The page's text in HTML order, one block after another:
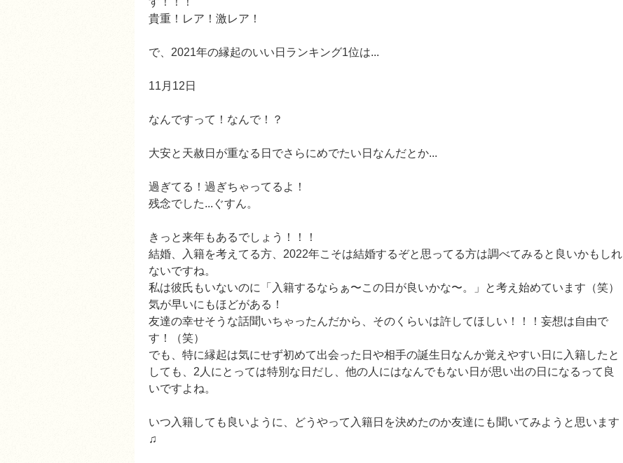
貴重！レア！激レア！
で、2021年の縁起のいい日ランキング1位は...
11月12日
なんですって！なんで！？
大安と天赦日が重なる日でさらにめでたい日なんだとか...
過ぎてる！過ぎちゃってるよ！
残念でした...ぐすん。
きっと来年もあるでしょう！！！
結婚、入籍を考えてる方、2022年こそは結婚するぞと思ってる方は調べてみると良いかもしれ
ないですね。
私は彼氏もいないのに「入籍するならぁ〜この日が良いかな〜。」と考え始めています（笑）
気が早いにもほどがある！
友達の幸せそうな話聞いちゃったんだから、そのくらいは許してほしい！！！妄想は自由で
す！（笑）
でも、特に縁起は気にせず初めて出会った日や相手の誕生日なんか覚えやすい日に入籍したと
しても、2人にとっては特別な日だし、他の人にはなんでもない日が思い出の日になるって良
いですよね。
いつ入籍しても良いように、どうやって入籍日を決めたのか友達にも聞いてみようと思います
♫